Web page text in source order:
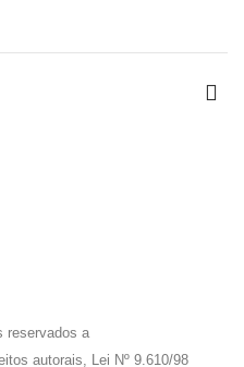
reservados a
autorais, Lei Nº 9.610/98